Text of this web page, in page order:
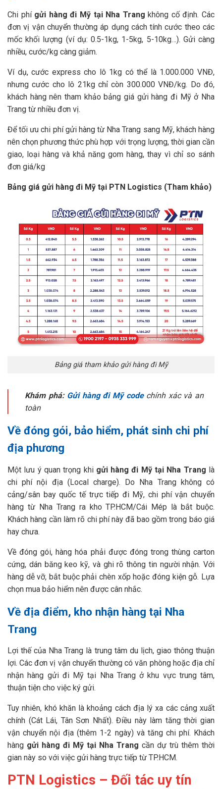
Chi phí gửi hàng đi Mỹ tại Nha Trang không cố định. Các
đơn vị vận chuyển thường áp dụng cách tính cước theo các
mốc khối lượng (ví dụ: 0.5-1kg, 1-5kg, 5-10kg…). Gửi càng
nhiều, cước/kg càng giảm.
Ví dụ, cước express cho lô 1kg có thể là 1.000.000 VNĐ,
nhưng cước cho lô 21kg chỉ còn 300.000 VNĐ/kg. Do đó,
khách hàng nên tham khảo bảng giá gửi hàng đi Mỹ ở Nha
Trang từ nhiều đơn vị.
Để tối ưu chi phí gửi hàng từ Nha Trang sang Mỹ, khách hàng
nên chọn phương thức phù hợp với trọng lượng, thời gian cần
giao, loại hàng và khả năng gom hàng, thay vì chỉ so sánh
đơn giá/kg
Bảng giá gửi hàng đi Mỹ tại PTN Logistics (Tham khảo)
Bảng giá tham khảo gửi hàng đi Mỹ
Khám phá: Gửi hàng đi Mỹ codechính xác và an
toàn
Về đóng gói, bảo hiểm, phát sinh chi phí
địa phương
Một lưu ý quan trọng khi gửi hàng đi Mỹ tại Nha Trang là
chi phí nội địa (Local charge). Do Nha Trang không có
cảng/sân bay quốc tế trực tiếp đi Mỹ, chi phí vận chuyển
hàng từ Nha Trang ra kho TP.HCM/Cái Mép là bắt buộc.
Khách hàng cần làm rõ chi phí này đã bao gồm trong báo giá
hay chưa.
Về đóng gói, hàng hóa phải được đóng trong thùng carton
cứng, dán băng keo kỹ, và ghi rõ thông tin người nhận. Với
hàng dễ vỡ, bắt buộc phải chèn xốp hoặc đóng kiện gỗ. Lựa
chọn mua bảo hiểm nên được cân nhắc.
Về địa điểm, kho nhận hàng tại Nha
Trang
Lợi thế của Nha Trang là trung tâm du lịch, giao thông thuận
lợi. Các đơn vị vận chuyển thường có văn phòng hoặc địa chỉ
nhận hàng gửi đi Mỹ tại Nha Trang ở khu vực trung tâm,
thuận tiện cho việc ký gửi.
Tuy nhiên, khó khăn là khoảng cách địa lý xa các cảng xuất
chính (Cát Lái, Tân Sơn Nhất). Điều này làm tăng thời gian
vận chuyển nội địa (thêm 1-2 ngày) và tăng chi phí. Khách
hàng gửi hàng đi Mỹ tại Nha Trang cần dự trù thêm thời
gian này so với việc gửi hàng trực tiếp từ TP.HCM.
PTN Logistics – Đối tác uy tín